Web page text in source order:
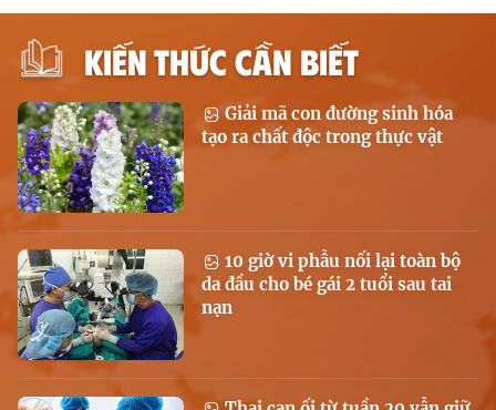
KIẾN THỨC CẦN BIẾT
Giải mã con đường sinh hóa
tạo ra chất độc trong thực vật
10 giờ vi phẫu nối lại toàn bộ
da đầu cho bé gái 2 tuổi sau tai
nạn